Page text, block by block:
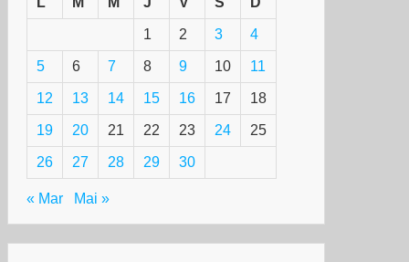
1 2 3 4
5 6 7 8 9 10 11
12 13 14 15 16 17 18
19 20 21 22 23 24 25
26 27 28 29 30
« Mar Mai »